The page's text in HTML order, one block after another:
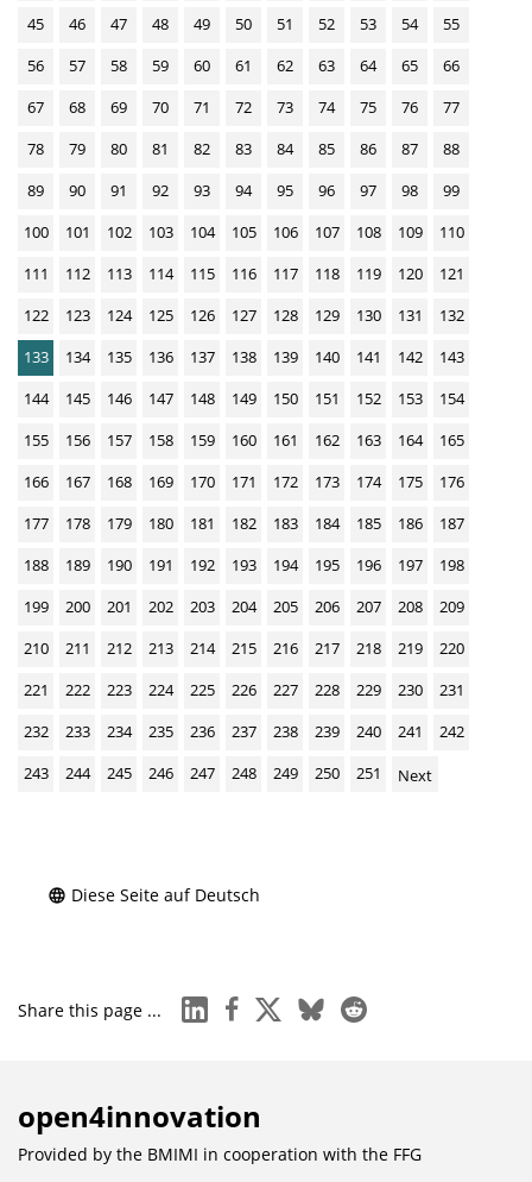
45
46 47 48 49 50 51 52 53 54
55
56
57 58 59 60 61 62 63 64 65
66
67
68 69 70 71 72 73 74 75 76
77
78
79 80 81 82 83 84 85 86 87
88
89
90 91 92 93 94 95 96 97 98
99
100
101 102 103 104 105 106 107 108 109
110
111
112 113 114 115 116 117 118 119 120
121
122
123 124 125 126 127 128 129 130 131
132
133
134 135 136 137 138 139 140 141 142
143
144
145 146 147 148 149 150 151 152 153
154
155
156 157 158 159 160 161 162 163 164
165
166
167 168 169 170 171 172 173 174 175
176
177
178 179 180 181 182 183 184 185 186
187
188
189 190 191 192 193 194 195 196 197
198
199
200 201 202 203 204 205 206 207 208
209
210
211 212 213 214 215 216 217 218 219
220
221
222 223 224 225 226 227 228 229 230
231
232
233 234 235 236 237 238 239 240 241
242
243
244 245 246 247 248 249 250 251 Next
Diese Seite auf Deutsch
Share this page ... linkedinfacebook
x blueskyreddit
open4innovation
Provided by the BMIMI in cooperation with the FFG